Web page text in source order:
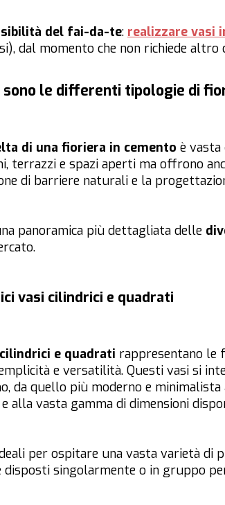
del fai-da-te: realizzare vasi
dal momento che non richiede
sono le differenti tipologie di
di una fioriera in cemento è vasta
terrazzi e spazi aperti ma offrono
di barriere naturali e la
panoramica più dettagliata delle
vasi cilindrici e quadrati
e quadrati rappresentano le
e versatilità. Questi vasi si
da quello più moderno e
alla vasta gamma di dimensioni
per ospitare una vasta varietà di
disposti singolarmente o in gruppo